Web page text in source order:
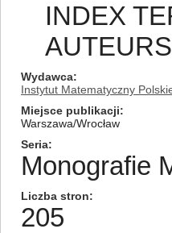
INDEX
Wydawca
Instytut Matematyczny
Miejsce publikacji
Warszawa/Wrocław
Seria
Monografie
Liczba stron
205